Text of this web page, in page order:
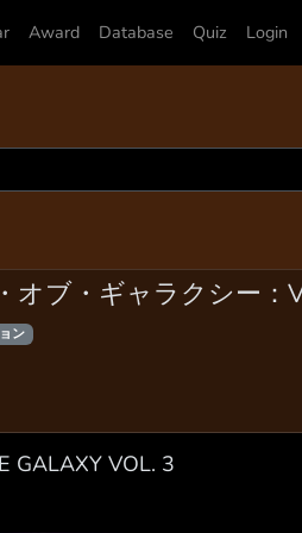
Award Database Quiz Login
オブ・ギャラクシー：
ン
GALAXY VOL. 3